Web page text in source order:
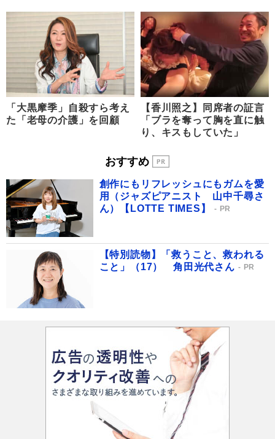
「大黒摩季」自殺すら考え
た「老母の介護」を回顧
【香川照之】同席者の証言
「ブラを奪って胸を直に触
り、キスもしていた」
おすすめ
創作にもリフレッシュにもガムを愛
用（ジャズピアニスト 山中千尋さ
ん）【LOTTE TIMES】
PR
【特別読物】「救うこと、救われる
こと」（17） 角田光代さん
PR